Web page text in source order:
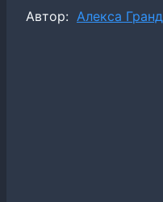
Метки
Автор: Алекса Гранд